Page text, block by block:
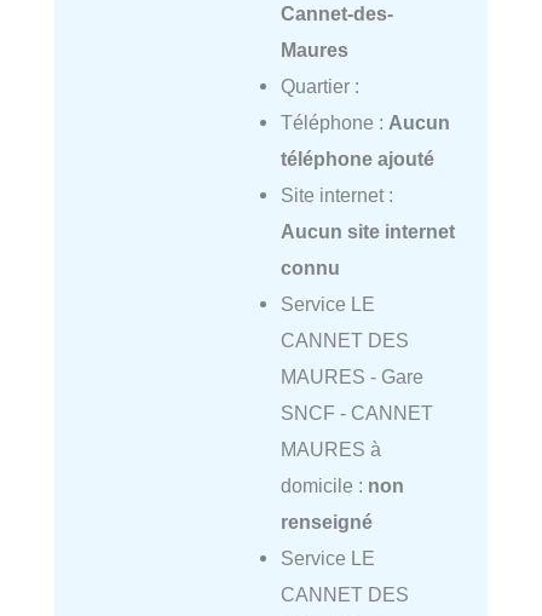
Cannet-des-
Maures
Quartier :
Téléphone : Aucun
téléphone ajouté
Site internet :
Aucun site internet
connu
Service LE
CANNET DES
MAURES - Gare
SNCF - CANNET
MAURES à
domicile : non
renseigné
Service LE
CANNET DES